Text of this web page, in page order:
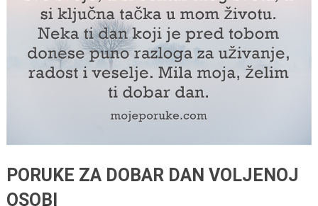
PORUKE ZA DOBAR DAN VOLJENOJ
OSOBI